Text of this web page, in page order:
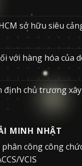
sở hữu siêu
với hàng hóa của
định chủ trương
MINH NHẬT
công công
VCIS